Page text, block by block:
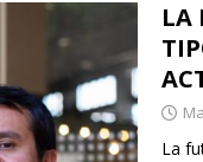
LA
La